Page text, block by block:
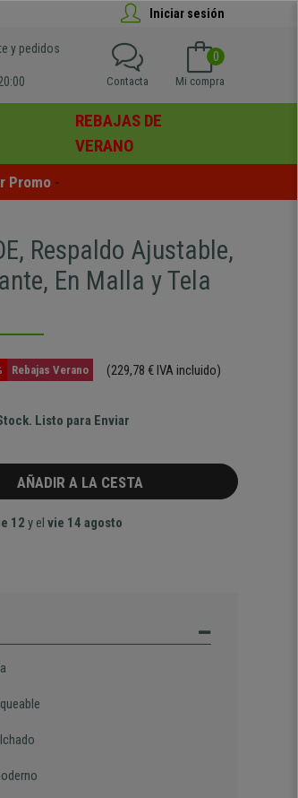
Iniciar sesión
y pedidos 0
Mi compra
Contacta
REBAJAS DE
VERANO
Promo -
Respaldo Ajustable,
En Malla y Tela
Rebajas Verano (229,78 € IVA incluido)
Listo para Enviar
AÑADIR A LA CESTA
12 y elvie 14 agosto